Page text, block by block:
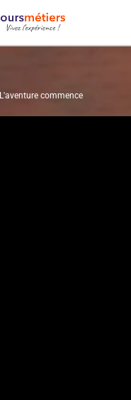
L'aventure commence